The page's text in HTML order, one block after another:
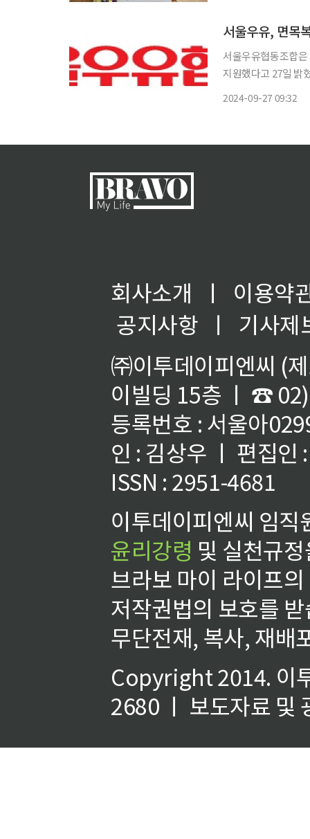
서울우유, 면목
서울우유협동조합
지원했다고 27일 밝
2024-09-27 09:32
회사소개 ㅣ
이용약
공지사항
ㅣ
기사제
㈜이투데이피엔씨 (
이빌딩 15층 ㅣ ☎
등록번호 : 서울아
인 : 김상우 ㅣ 편집인
ISSN : 2951-4681
이투데이피엔씨 임
윤리강령 및 실천규
브라보 마이 라이프
저작권법의 보호를
무단전재, 복사, 재배
Copyright 2014. 이
2680 ㅣ 보도자료